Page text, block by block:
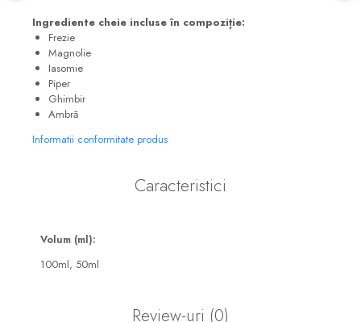
Ingrediente cheie incluse în compoziție:
Frezie
Magnolie
Iasomie
Piper
Ghimbir
Ambră
Informatii conformitate produs
Caracteristici
Volum (ml):
100ml, 50ml
Review-uri (0)